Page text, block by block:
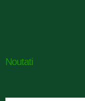
Noutati